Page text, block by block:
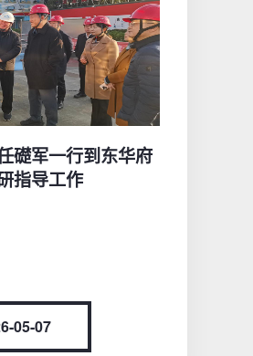
礎军一行到东华府
指导工作
05-07